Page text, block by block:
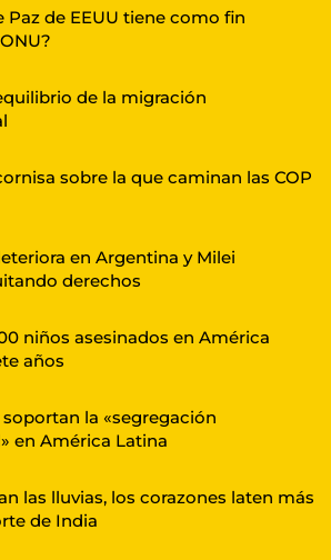
Paz de EEUU tiene como fin
de la migración
sobre la que caminan las COP
en Argentina y Milei
derechos
niños asesinados en América
años
la «segregación
en América Latina
las lluvias, los corazones laten más
de India